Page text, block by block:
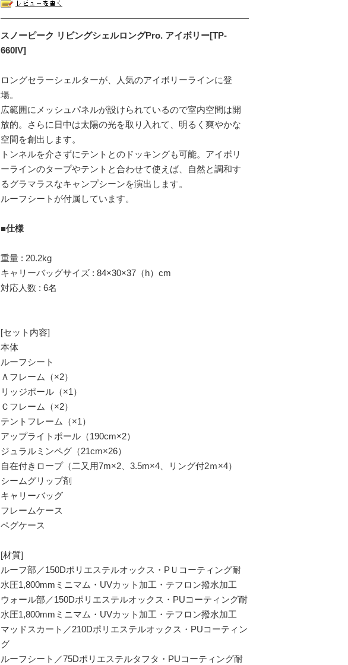
スノーピーク リビングシェルロングPro. アイボリー[TP-
660IV]
ロングセラーシェルターが、人気のアイボリーラインに登
場。
広範囲にメッシュパネルが設けられているので室内空間は開
放的。さらに日中は太陽の光を取り入れて、明るく爽やかな
空間を創出します。
トンネルを介さずにテントとのドッキングも可能。アイボリ
ーラインのタープやテントと合わせて使えば、自然と調和す
るグラマラスなキャンプシーンを演出します。
ルーフシートが付属しています。
■仕様
重量 : 20.2kg
キャリーバッグサイズ : 84×30×37（h）cm
対応人数 : 6名
[セット内容]
本体
ルーフシート
Ａフレーム（×2）
リッジポール（×1）
Ｃフレーム（×2）
テントフレーム（×1）
アップライトポール（190cm×2）
ジュラルミンペグ（21cm×26）
自在付きロープ（二又用7m×2、3.5m×4、リング付2ｍ×4）
シームグリップ剤
キャリーバッグ
フレームケース
ペグケース
[材質]
ルーフ部／150Dポリエステルオックス・PＵコーティング耐
水圧1,800mmミニマム・UVカット加工・テフロン撥水加工
ウォール部／150Dポリエステルオックス・PUコーティング耐
水圧1,800mmミニマム・UVカット加工・テフロン撥水加工
マッドスカート／210Dポリエステルオックス・PUコーティン
グ
ルーフシート／75Dポリエステルタフタ・PUコーティング耐